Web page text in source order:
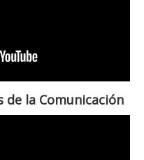
de la Comunicación